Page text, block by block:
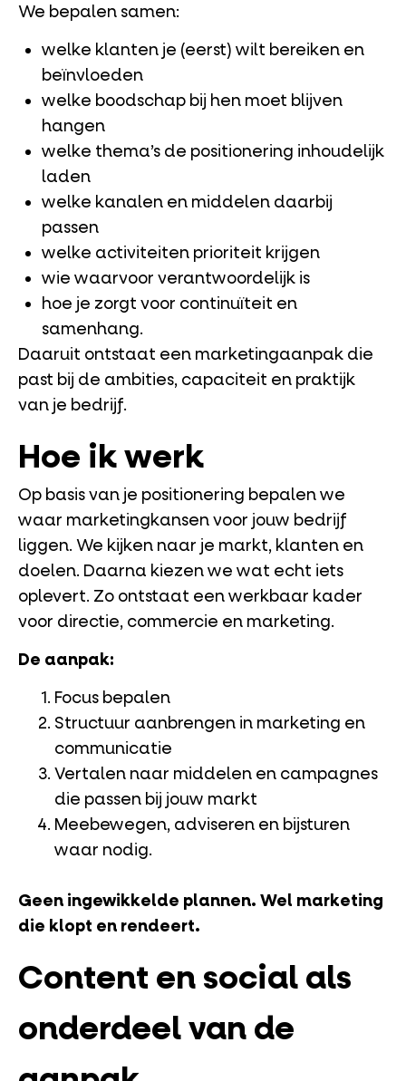
We bepalen samen:
welke klanten je (eerst) wilt bereiken en
beïnvloeden
welke boodschap bij hen moet blijven
hangen
welke thema’s de positionering inhoudelijk
laden
welke kanalen en middelen daarbij
passen
welke activiteiten prioriteit krijgen
wie waarvoor verantwoordelijk is
hoe je zorgt voor continuïteit en
samenhang.
Daaruit ontstaat een marketingaanpak die
past bij de ambities, capaciteit en praktijk
van je bedrijf.
Hoe ik werk
Op basis van je positionering bepalen we
waar marketingkansen voor jouw bedrijf
liggen. We kijken naar je markt, klanten en
doelen. Daarna kiezen we wat echt iets
oplevert. Zo ontstaat een werkbaar kader
voor directie, commercie en marketing.
De aanpak:
Focus bepalen
Structuur aanbrengen in marketing en
communicatie
Vertalen naar middelen en campagnes
die passen bij jouw markt
Meebewegen, adviseren en bijsturen
waar nodig.
Geen ingewikkelde plannen. Wel marketing
die klopt en rendeert.
Content en social als
onderdeel van de